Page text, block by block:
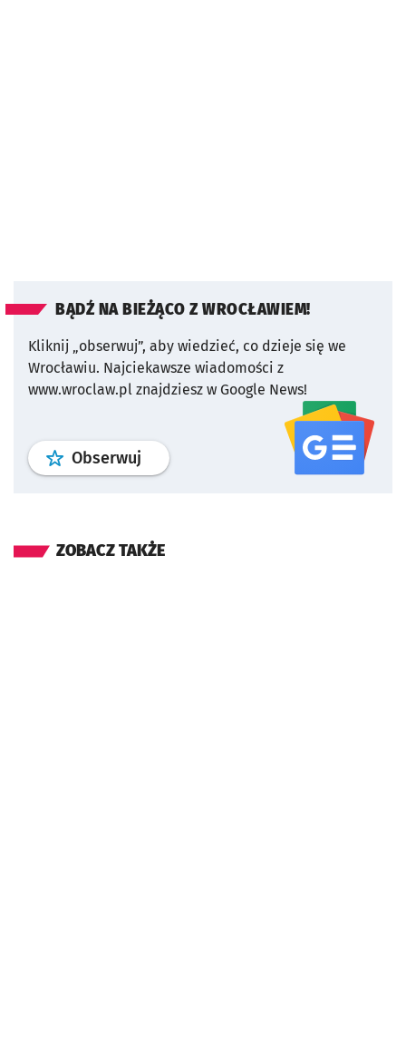
BĄDŹ NA BIEŻĄCO Z WROCŁAWIEM!
Kliknij „obserwuj”, aby wiedzieć, co dzieje się we
Wrocławiu. Najciekawsze wiadomości z
www.wroclaw.pl znajdziesz w Google News!
Obserwuj profil serwisu
ZOBACZ TAKŻE